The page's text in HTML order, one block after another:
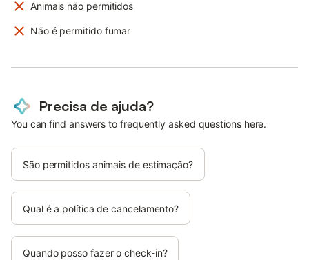
Animais não permitidos
Não é permitido fumar
Precisa de ajuda?
You can find answers to frequently asked questions here.
São permitidos animais de estimação?
Qual é a política de cancelamento?
Quando posso fazer o check-in?